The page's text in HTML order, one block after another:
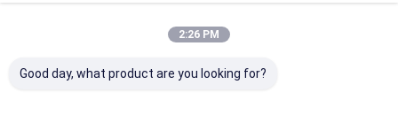
2:26 PM
Good day, what product are you looking for?